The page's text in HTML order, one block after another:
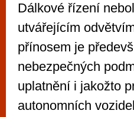
Dálkové řízení
utvářejícím
přínosem je
nebezpečných
uplatnění i jakožto
autonomních